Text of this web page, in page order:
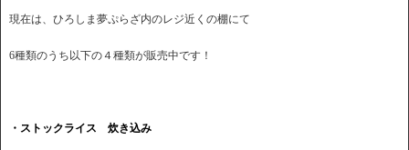
現在は、ひろしま夢ぷらざ内のレジ近くの棚にて
6種類のうち以下の４種類が販売中です！
・ストックライス 炊き込み